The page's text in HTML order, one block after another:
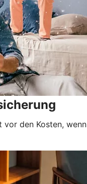
den Kosten, wenn